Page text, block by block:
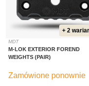
+ 2
MDT
M-LOK EXTERIOR FOREND
WEIGHTS (PAIR)
Zamówione ponownie